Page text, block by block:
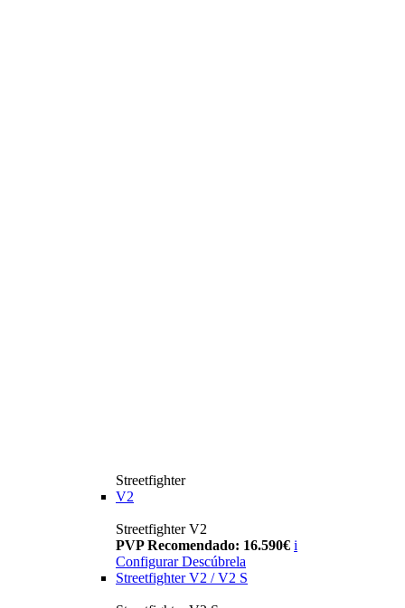
Streetfighter
V2
Streetfighter V2
PVP Recomendado: 16.590€ i
Configurar Descúbrela
Streetfighter V2 / V2 S